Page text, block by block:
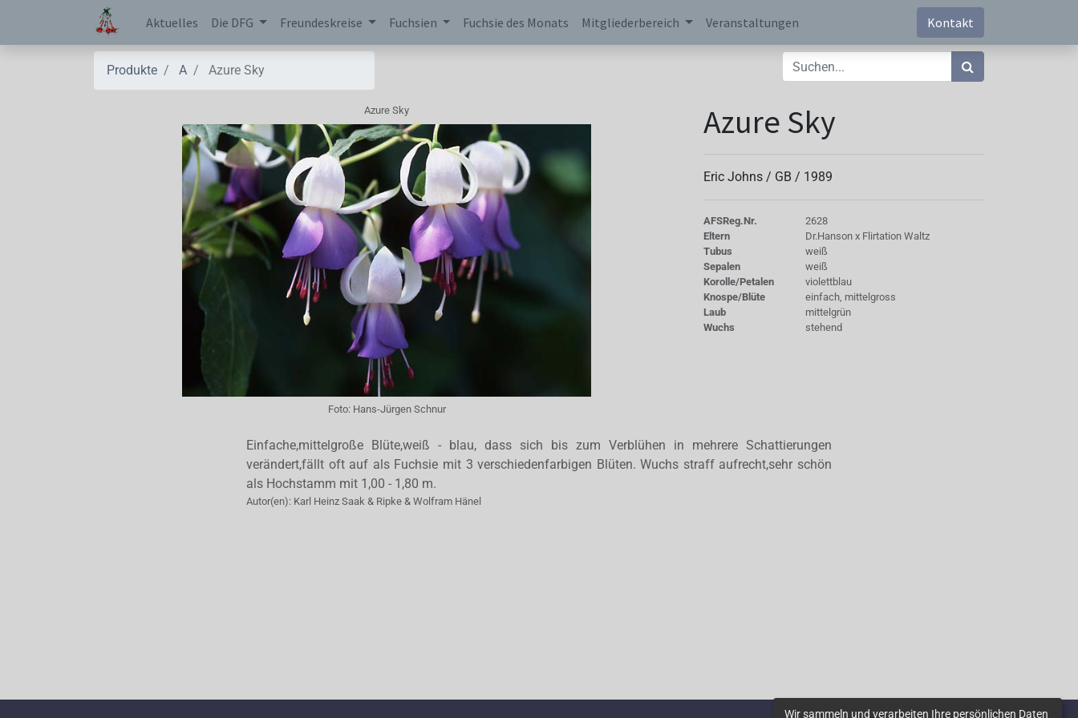
Aktuelles Die DFG Freundeskreise Fuchsien Fuchsie des Monats Mitgliederbereich Veranstaltungen Kontakt
Produkte A Azure Sky
Azure Sky
Foto: Hans-Jürgen Schnur
Azure Sky
Eric Johns / GB / 1989
AFSReg.Nr.
2628
Eltern
Dr.Hanson x Flirtation Waltz
Tubus
weiß
Sepalen
weiß
Korolle/Petalen
violettblau
Knospe/Blüte
einfach, mittelgross
Laub
mittelgrün
Wuchs
stehend
Einfache,mittelgroße Blüte,weiß - blau, dass sich bis zum Verblühen in mehrere Schattierungen
verändert,fällt oft auf als Fuchsie mit 3 verschiedenfarbigen Blüten. Wuchs straff aufrecht,sehr schön
als Hochstamm mit 1,00 - 1,80 m.
Autor(en): Karl Heinz Saak & Ripke & Wolfram Hänel
Wir sammeln und verarbeiten Ihre persönlichen Daten